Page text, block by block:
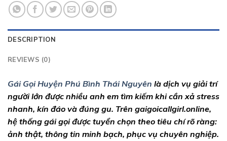
DESCRIPTION
REVIEWS (0)
Gái Gọi Huyện Phú Bình Thái Nguyên là dịch vụ giải trí
người lớn được nhiều anh em tìm kiếm khi cần xả stress
nhanh, kín đáo và đúng gu. Trên gaigoicallgirl.online,
hệ thống gái gọi được tuyển chọn theo tiêu chí rõ ràng:
ảnh thật, thông tin minh bạch, phục vụ chuyên nghiệp.